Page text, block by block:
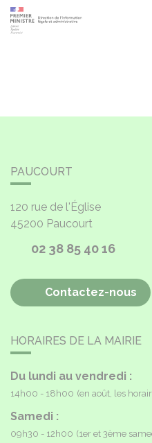
PAUCOURT
120 rue de l'Église
45200 Paucourt
02 38 85 40 16
Contactez-nous
HORAIRES DE LA MAIRIE
Du lundi au vendredi :
14h00 - 18h00 (en août, les
Samedi :
09h30 - 12h00 (1er et 3ème